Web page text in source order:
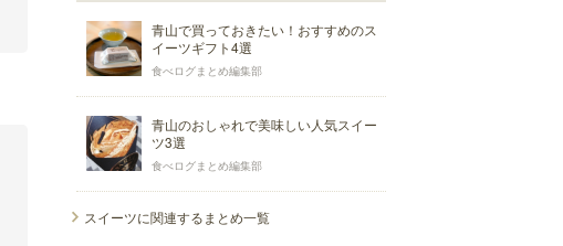
青山で買っておきたい！おすすめのス
イーツギフト4選
食べログまとめ編集部
青山のおしゃれで美味しい人気スイー
ツ3選
食べログまとめ編集部
スイーツに関連するまとめ一覧